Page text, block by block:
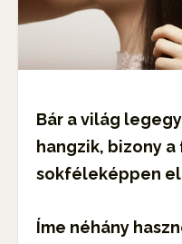
Bár a világ
hangzik, bizony
sokféleképpen
Íme néhány